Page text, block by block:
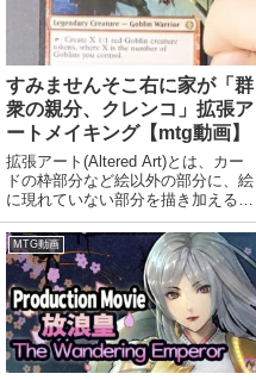
すみませんそこ右に家が「群
衆の親分、クレンコ」拡張ア
ートメイキング【mtg動画】
拡張アート(Altered Art)とは、カー
ドの枠部分など絵以外の部分に、絵
に現れていない部分を描き加えるこ
と。または、そのような加工が施さ
れたカードのこと。拡張アートをは
じめとする芸術的な修正を加えたカ
ードは認定大会で使用できるが、そ
の...
MTG動画